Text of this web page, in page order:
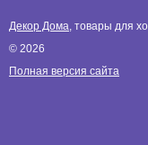
Декор Дома , товары для
© 2026
Полная версия сайта